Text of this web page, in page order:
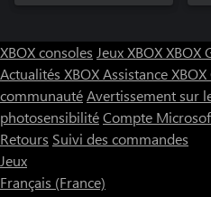
XBOX consoles Jeux XBOXXBOX
Actualités XBOXAssistance XBOX
communautéAvertissement sur
photosensibilitéCompte
Retours Suivi des commandes
Jeux
Français (France)